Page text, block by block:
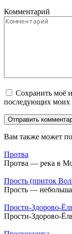
Комментарий
Сохранить моё
последующих моих
Вам также может
Протва
Протва — река в
Прость (приток
Прость —
Прости-Здорово-
Прости-Здорово-